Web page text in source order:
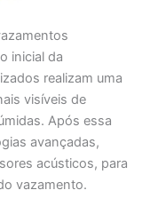
inicial da
realizam uma
visíveis de
Após essa
avançadas,
acústicos, para
vazamento.